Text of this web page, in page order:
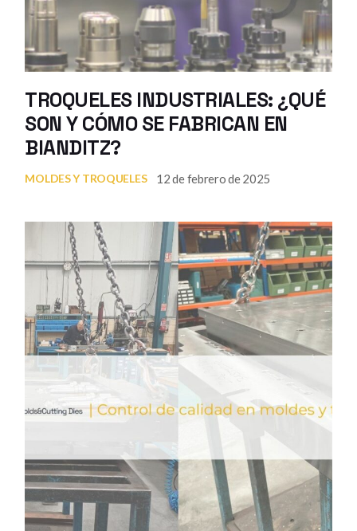
TROQUELES INDUSTRIALES: ¿QUÉ
SON Y CÓMO SE FABRICAN EN
BIANDITZ?
MOLDES Y TROQUELES 12 de febrero de 2025